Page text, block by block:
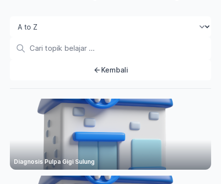
Kembali
Diagnosis Pulpa Gigi Sulung